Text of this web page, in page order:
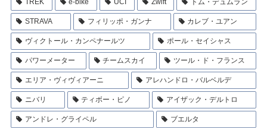
TREK e-bike UCI Zwift トム・デュムラン
STRAVA フィリッポ・ガンナ カレブ・ユアン
ヴィクトール・カンペナールツ ポール・セイシャス
パワーメーター チームスカイ ツール・ド・フランス
エリア・ヴィヴィアーニ アレハンドロ・バルベルデ
ニバリ ティボー・ピノ アイザック・デルトロ
アンドレ・グライペル ブエルタ